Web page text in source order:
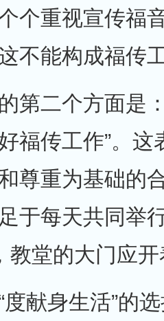
个重视宣传福
不能构成福传
第二个方面是
福传工作”。
尊重为基础的
于每天共同举
堂的大门应开
度献身生活”的